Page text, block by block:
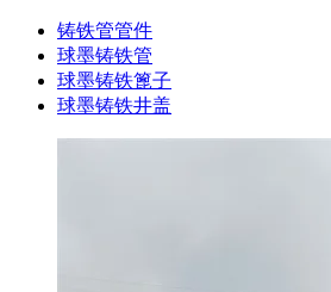
铸铁管管件
球墨铸铁管
球墨铸铁篦子
球墨铸铁井盖